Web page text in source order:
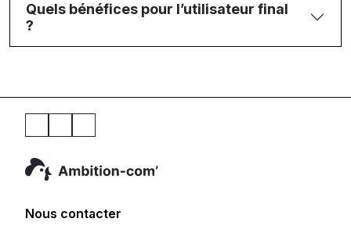
Quels bénéfices pour l’utilisateur final
?
Nous contacter